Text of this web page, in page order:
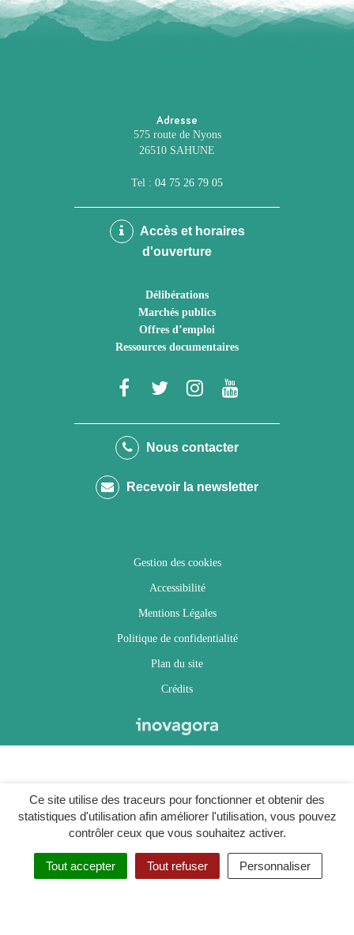
Ce site utilise des traceurs pour fonctionner et obtenir des
statistiques d'utilisation afin améliorer l'utilisation, vous pouvez
contrôler ceux que vous souhaitez activer.
Tout accepter Tout refuser Personnaliser
Adresse
575 route de Nyons
26510 SAHUNE
Tel : 04 75 26 79 05
Accès et horaires
d'ouverture
Délibérations
Marchés publics
Offres d’emploi
Ressources documentaires
Lien
le
Facebook
Lien
le
Twitter
Lien
le
Instagram
Youtube
Nous contacter
Recevoir la newsletter
Gestion des cookies
Accessibilité
Mentions Légales
Politique de confidentialité
Plan du site
Crédits